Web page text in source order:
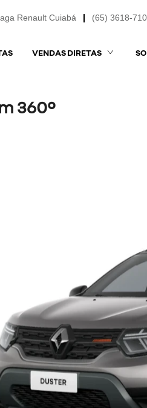
(65) 3618-
Renault Cuiabá
VENDAS DIRETAS
360°